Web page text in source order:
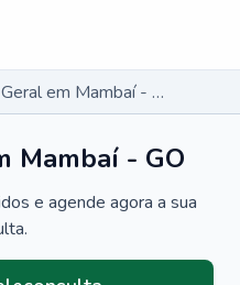
Clínico Geral em Mambaí - GO
Mambaí - GO
e agende agora a sua